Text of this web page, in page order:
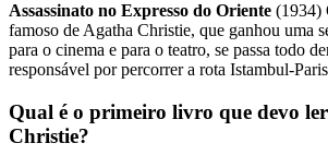
Assassinato no Expresso do Oriente (1934)
famoso de Agatha Christie, que ganhou uma
para o cinema e para o teatro, se passa todo
responsável por percorrer a rota Istambul-
Qual é o primeiro livro que devo
Christie?